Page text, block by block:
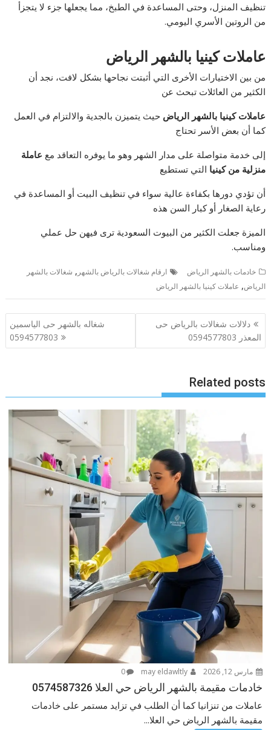
تنظيف المنزل، وحتى المساعدة في الطبخ، مما يجعلها جزء لا يتجزأ
من الروتين الأسري اليومي.
عاملات كينيا بالشهر الرياض
من بين الاختيارات الأخرى التي أثبتت نجاحها بشكل لافت، نجد أن
الكثير من العائلات تبحث عن
عاملات كينيا بالشهر الرياض حيث يتميزن بالجدية والالتزام في العمل
كما أن بعض الأسر تحتاج
إلى خدمة متواصلة على مدار الشهر وهو ما يوفره التعاقد مع عاملة
منزلية من كينيا التي تستطيع
أن تؤدي دورها بكفاءة عالية سواء في تنظيف البيت أو المساعدة في
رعاية الصغار أو كبار السن هذه
الميزة جعلت الكثير من البيوت السعودية ترى فيهن حل عملي
ومناسب.
خادمات بالشهر الرياض ارقام شغالات بالرياض بالشهر , شغالات بالشهر
الرياض, عاملات كينيا بالشهر الرياض
تصفّح
المقالات
دلالات شغالات بالرياض حى
المعذر 0594577803
شغاله بالشهر حى الياسمين
0594577803
Related posts
مارس 12, 2026 may eldawltly
0
خادمات مقيمة بالشهر الرياض حي العلا 0574587326
عاملات من تنزانيا كما أن الطلب في تزايد مستمر على خادمات
مقيمة بالشهر الرياض حي العلا...